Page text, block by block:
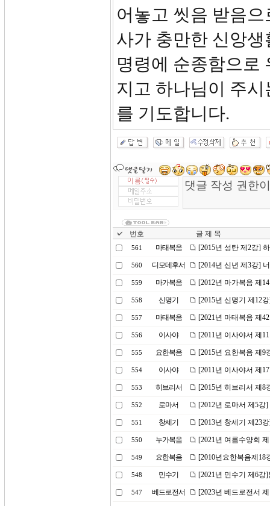
어놓고 씻음 받음
사가 충만한 신앙
명령에 순종함으로
지고 하나님이 주
를 기도합니다.
번호 글 제 목
561 마태복음 [2015년 성탄 제2강]
560 디모데후서 [2014년 신년 제3강]
559 마가복음 [2012년 마가복음 제
558 신명기 [2015년 신명기 제12
557 마태복음 [2021년 마태복음 제
556 이사야 [2011년 이사야서 제
555 요한복음 [2015년 요한복음 제9
554 이사야 [2011년 이사야서 제
553 히브리서 [2015년 히브리서 제8
552 로마서 [2012년 로마서 제5강
551 창세기 [2013년 창세기 제23
550 누가복음 [2021년 여름수양회
549 요한복음 [2010년요한복음제18
548 민수기 [2021년 민수기 제6
547 베드로전서 [2023년 베드로전서